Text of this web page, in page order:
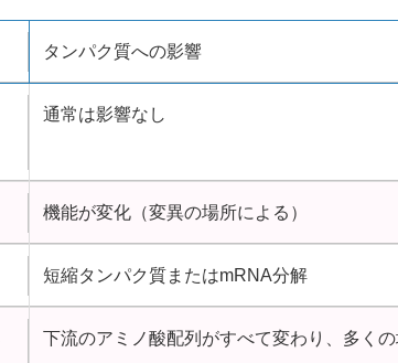
タンパク質への影響
通常は影響なし
機能が変化（変異の場所による）
短縮タンパク質またはmRNA分解
下流のアミノ酸配列がすべて変わり、多く